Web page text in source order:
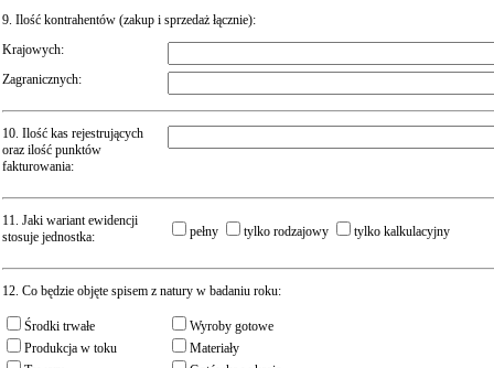
9. Ilość kontrahentów (zakup i sprzedaż łącznie):
Krajowych:
Zagranicznych:
10. Ilość kas rejestrujących
oraz ilość punktów
fakturowania:
11. Jaki wariant ewidencji
stosuje jednostka:
pełny tylko rodzajowy tylko kalkulacyjny
12. Co będzie objęte spisem z natury w badaniu roku:
Środki trwałe
Produkcja w toku
Wyroby gotowe
Materiały